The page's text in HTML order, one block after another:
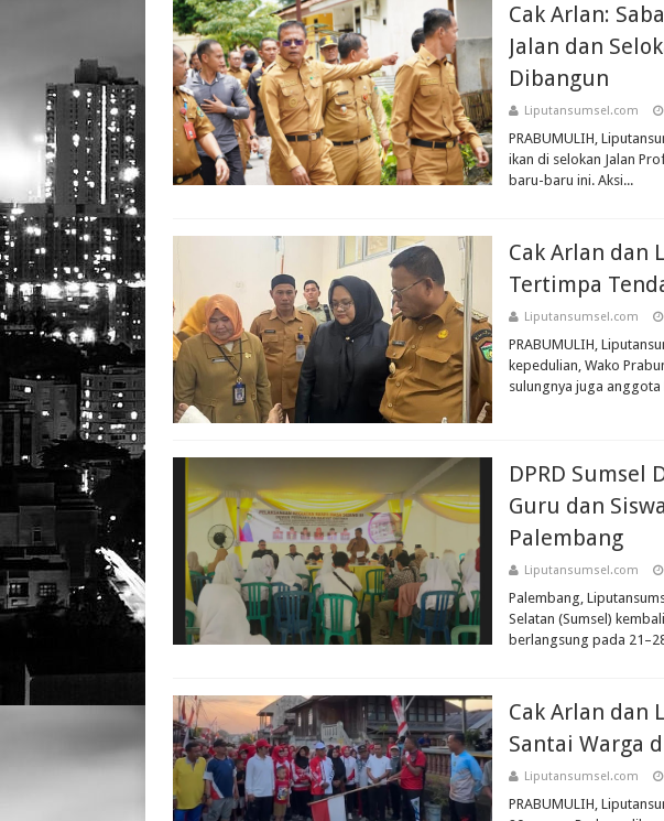
Cak Arlan:
Jalan dan
Dibangun
Liputansumsel.com
PRABUMULIH,
ikan di selokan Jalan
baru-baru ini. Aksi...
Cak Arlan dan
Tertimpa
Liputansumsel.com
PRABUMULIH,
kepedulian, Wako
sulungnya juga anggota
DPRD Sumsel
Guru dan
Palembang
Liputansumsel.com
Palembang,
Selatan (Sumsel)
berlangsung pada
Cak Arlan dan
Santai Warga
Liputansumsel.com
PRABUMULIH,